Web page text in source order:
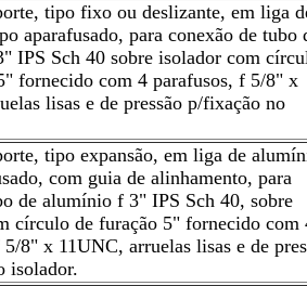
tipo fixo ou deslizante, em liga
aparafusado, para conexão de tubo
IPS Sch 40 sobre isolador com
fornecido com 4 parafusos, f 5/8" x
lisas e de pressão p/fixação no
tipo expansão, em liga de
com guia de alinhamento, para
de alumínio f 3" IPS Sch 40, sobre
círculo de furação 5" fornecido com
8" x 11UNC, arruelas lisas e de
isolador.